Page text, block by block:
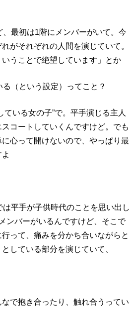
最初は1階にメンバーがいて。今
がそれぞれの人間を演じていて。
うことで絶望しています」とか
（という設定）ってこと？
いる女の子”で。平手演じる主人
コートしていくんですけど。でも
心って開けないので、やっぱり最
平手が子供時代のことを思い出し
ンバーがいるんですけど、そこで
って、痛みを分かち合いながらと
している部分を演じていて、
で抱き合ったり、触れ合うってい